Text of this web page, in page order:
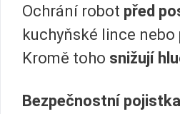
Ochrání robot před
kuchyňské lince nebo
Kromě toho snižují
Bezpečnostní pojistka